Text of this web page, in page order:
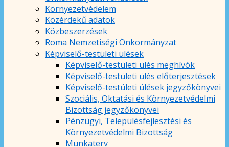
Környezetvédelem
Közérdekű adatok
Közbeszerzések
Roma Nemzetiségi Önkormányzat
Képviselő-testületi ülések
Képviselő-testületi ülés meghívók
Képviselő-testületi ülés előterjesztések
Képviselő-testületi ülések jegyzőkönyvei
Szociális, Oktatási és Környezetvédelmi
Bizottság jegyzőkönyvei
Pénzügyi, Településfejlesztési és
Környezetvédelmi Bizottság
Munkaterv